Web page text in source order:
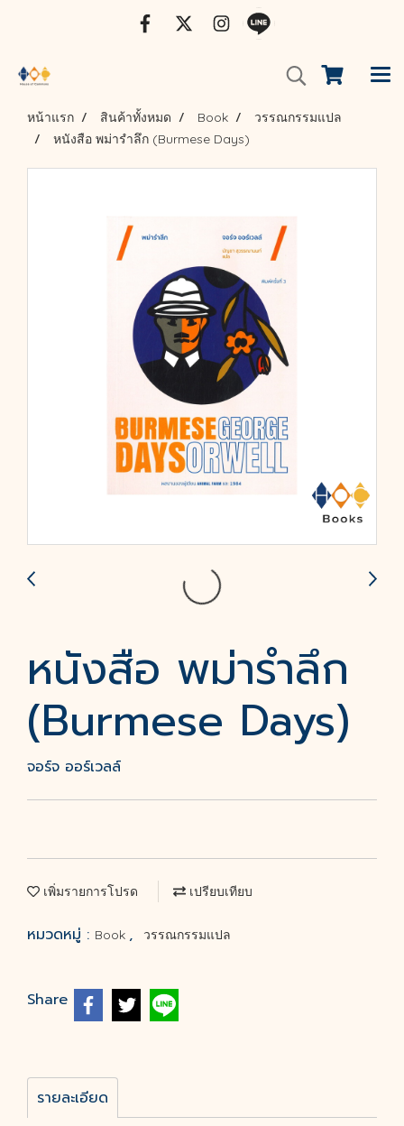
หน้าแรก สินค้าทั้งหมด Book
วรรณกรรมแปล
หนังสือ พม่ารำลึก (Burmese Days)
หนังสือ พม่ารำลึก
(Burmese Days)
จอร์จ ออร์เวลล์
เพิ่มรายการโปรด เปรียบเทียบ
หมวดหมู่ : Book , วรรณกรรมแปล
Share
รายละเอียด